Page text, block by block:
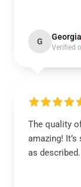
G Georgia
Verified
The quality
amazing!
as